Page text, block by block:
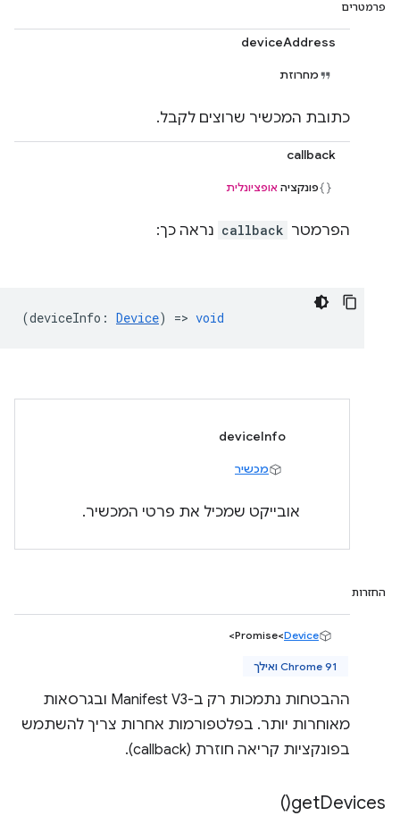
פרמטרים
deviceAddress
מחרוזת
כתובת המכשיר שרוצים לקבל.
callback
פונקציה אופציונלית
הפרמטר callback נראה כך:
(deviceInfo : Device) => void
deviceInfo
מכשיר
אובייקט שמכיל את פרטי המכשיר.
החזרות
Promise<Device
>
Chrome 91 ואילך
ההבטחות נתמכות רק ב-Manifest V3 ובגרסאות
מאוחרות יותר. בפלטפורמות אחרות צריך להשתמש
בפונקציות קריאה חוזרת (callback).
getDevices(
)